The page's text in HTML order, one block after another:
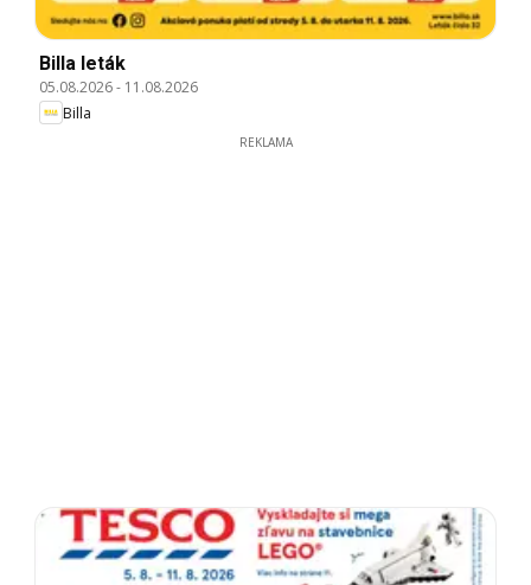
Billa leták
05.08.2026- 11.08.2026
Billa
REKLAMA